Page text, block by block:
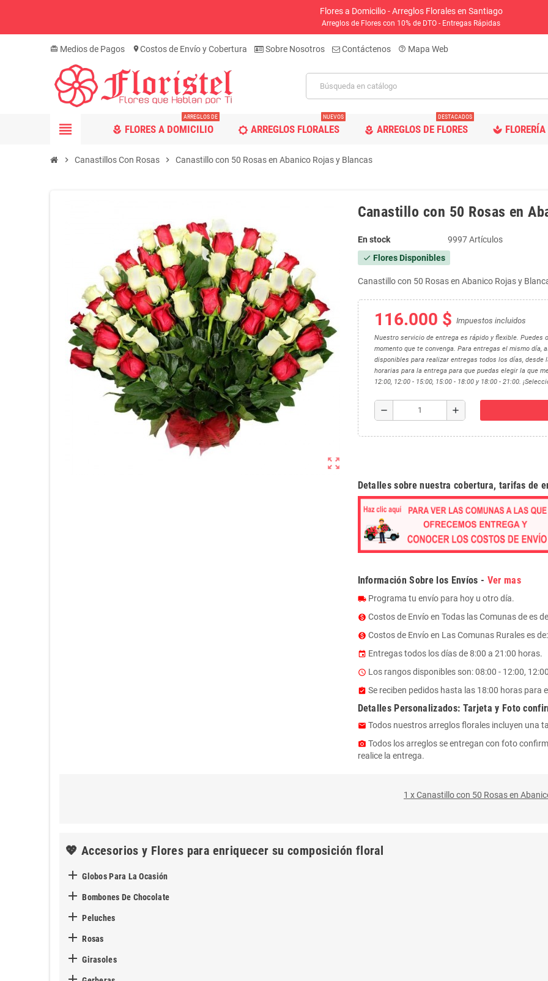
Flores a Domicilio - Arreglos Florales en Santiago
Arreglos de Flores con 10% de DTO - Entregas Rápidas
card_giftcard Medios de Pagos location_onCostos de Envío y Cobertura Sobre Nosotros Contáctenos help_outline Mapa Web
view_headline local_florist FLORES A DOMICILIO
ARREGLOS DE
brightness_5ARREGLOS FLORALES
NUEVOS
local_florist ARREGLOS DE FLORES
DESTACADOS
spa
chevron_right Canastillos Con Rosas chevron_right Canastillo con 50 Rosas en Abanico Rojas y Blancas
zoom_out_map
Canastillo con 50 Rosas en
En stock 9997 Artículos
check Flores Disponibles
Canastillo con 50 Rosas en Abanico Rojas y
116.000 $ Impuestos incluidos
Nuestro servicio de entrega es rápido y flexible.
momento que te convenga. Para entregas el mismo día,
disponibles para realizar entregas todos los días,
horarias para la entrega para que puedas elegir la que
12:00, 12:00 - 15:00, 15:00 - 18:00 y 18:00 - 21:00.
remove add
Detalles sobre nuestra cobertura, tarifas de
Información Sobre los Envíos - Ver mas
local_shippingPrograma tu envío para hoy u otro día.
monetization_on Costos de Envío en Todas las Comunas de es
monetization_on Costos de Envío en Las Comunas Rurales es
event Entregas todos los días de 8:00 a 21:00 horas.
access_time Los rangos disponibles son: 08:00 - 12:00,
assignment_turned_in Se reciben pedidos hasta las 18:00 horas para
Detalles Personalizados: Tarjeta y Foto
email Todos nuestros arreglos florales incluyen una
photo_camera Todos los arreglos se entregan con foto
realice la entrega.
1 x Canastillo con 50 Rosas en
💖 Accesorios y Flores para enriquecer su composición floral
 Globos Para La Ocasión
 Bombones De Chocolate
 Peluches
 Rosas
 Girasoles